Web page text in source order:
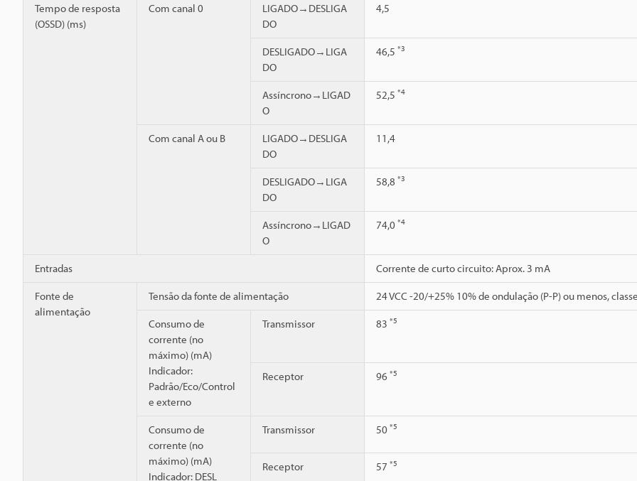
Tempo de resposta
(OSSD) (ms)
Com canal 0
LIGADO→DESLIGA
DO
4,5
DESLIGADO→LIGA
DO
46,5 *3
Assíncrono→LIGAD
O
52,5 *4
Com canal A ou B
LIGADO→DESLIGA
DO
11,4
DESLIGADO→LIGA
DO
58,8 *3
Assíncrono→LIGAD
O
74,0 *4
Entradas Corrente de curto circuito: Aprox. 3 mA
Fonte de
alimentação
Tensão da fonte de alimentação 24 VCC -20/+25% 10% de ondulação (P-P) ou menos,
Consumo de
corrente (no
máximo) (mA)
Indicador:
Padrão/Eco/Control
e externo
Transmissor 83 *5
Receptor 96 *5
Consumo de
corrente (no
máximo) (mA)
Indicador: DESL
Transmissor 50 *5
Receptor 57 *5